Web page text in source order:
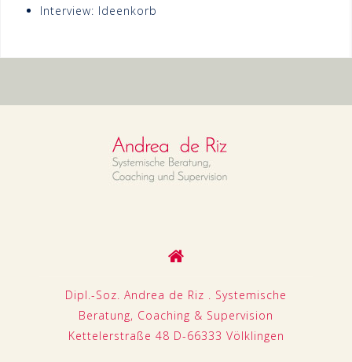
Interview: Ideenkorb
Dipl.-Soz. Andrea de Riz . Systemische
Beratung, Coaching & Supervision
Kettelerstraße 48 D-66333 Völklingen